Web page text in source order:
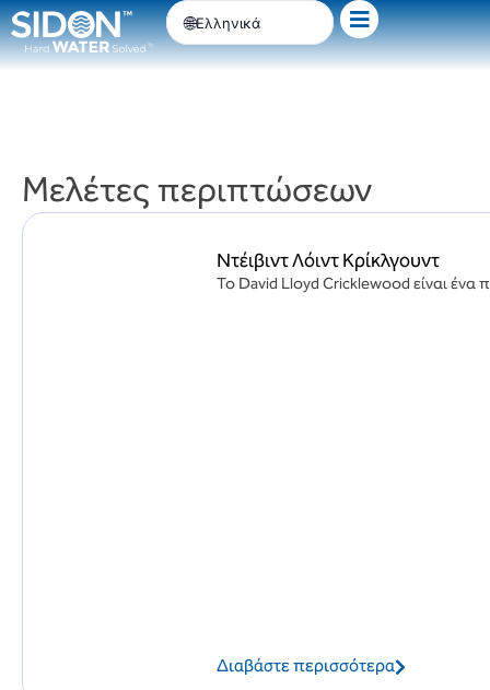
Μετάβαση
στο
περιεχόμενο
Ελληνικά
Μελέτες περιπτώσεων
Ντέιβιντ Λόιντ Κρίκλγουντ
Το David Lloyd Cricklewood είναι ένα
Διαβάστε περισσότερα